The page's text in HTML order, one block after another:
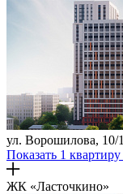
ул. Ворошилова, 10/1
Показать 1 квартиру
ЖК «Ласточкино»